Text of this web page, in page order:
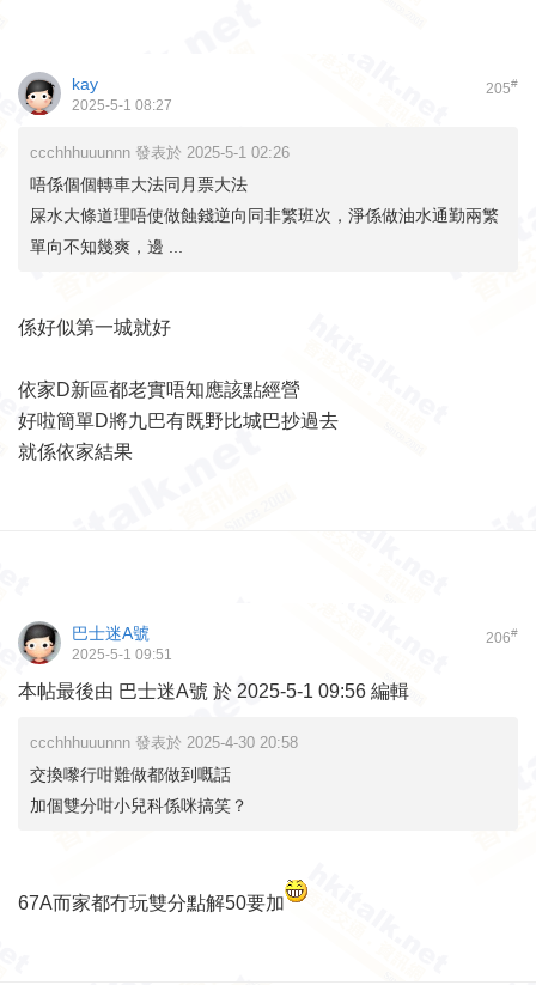
205#
kay
2025-5-1 08:27
ccchhhuuunnn 發表於 2025-5-1 02:26
唔係個個轉車大法同月票大法
屎水大條道理唔使做蝕錢逆向同非繁班次，淨係做油水通勤兩繁
單向不知幾爽，邊 ...
係好似第一城就好
依家D新區都老實唔知應該點經營
好啦簡單D將九巴有既野比城巴抄過去
就係依家結果
206#
巴士迷A號
2025-5-1 09:51
本帖最後由 巴士迷A號 於 2025-5-1 09:56 編輯
ccchhhuuunnn 發表於 2025-4-30 20:58
交換嚟行咁難做都做到嘅話
加個雙分咁小兒科係咪搞笑？
67A而家都冇玩雙分點解50要加